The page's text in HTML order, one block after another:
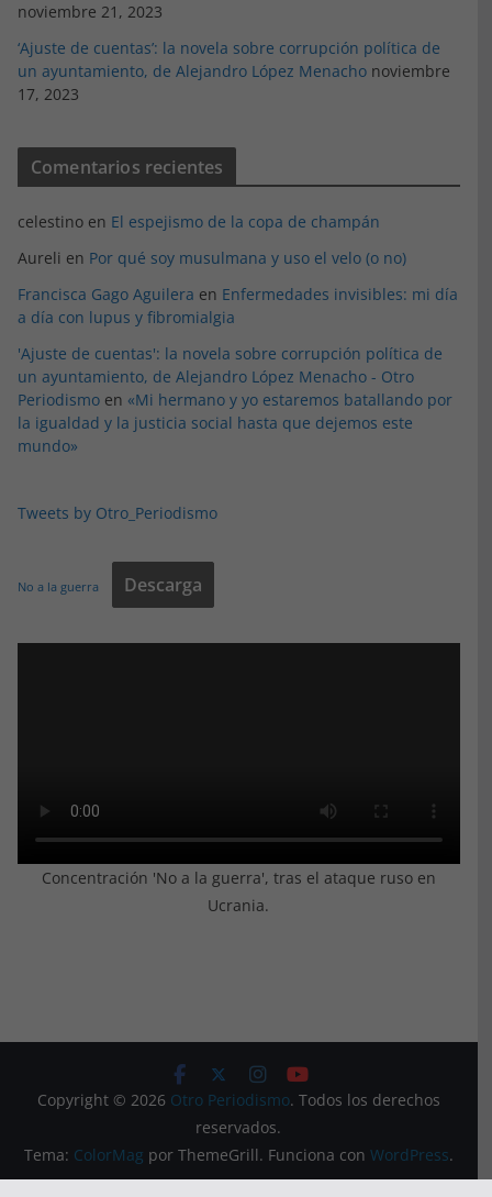
noviembre 21, 2023
‘Ajuste de cuentas’: la novela sobre corrupción política de
un ayuntamiento, de Alejandro López Menacho noviembre
17, 2023
Comentarios recientes
celestino en El espejismo de la copa de champán
Aureli en Por qué soy musulmana y uso el velo (o no)
Francisca Gago Aguilera en Enfermedades invisibles: mi día
a día con lupus y fibromialgia
'Ajuste de cuentas': la novela sobre corrupción política de
un ayuntamiento, de Alejandro López Menacho - Otro
Periodismo en «Mi hermano y yo estaremos batallando por
la igualdad y la justicia social hasta que dejemos este
mundo»
Tweets by Otro_Periodismo
No a la guerra Descarga
Concentración 'No a la guerra', tras el ataque ruso en
Ucrania.
Copyright © 2026 Otro Periodismo. Todos los derechos
reservados.
Tema: ColorMag por ThemeGrill. Funciona con WordPress.